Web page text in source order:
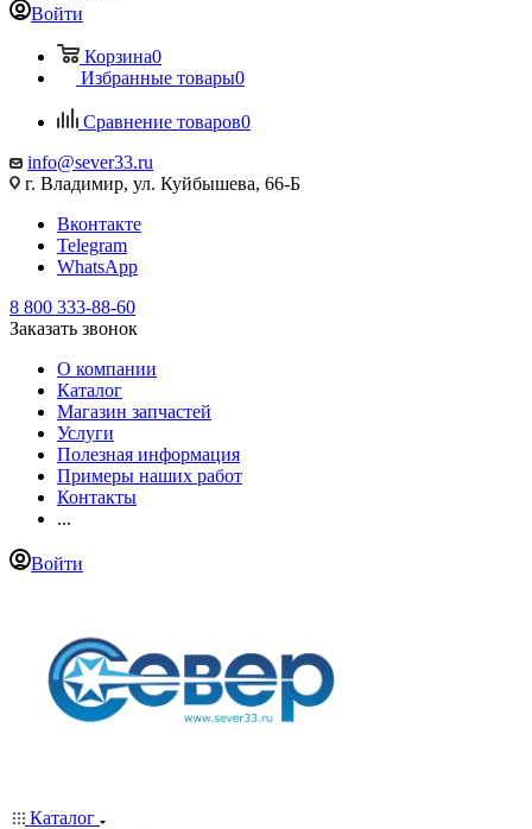
Войти
Корзина0
Избранные товары0
Сравнение товаров0
info@sever33.ru
г. Владимир, ул. Куйбышева, 66-Б
Вконтакте
Telegram
WhatsApp
8 800 333-88-60
Заказать звонок
О компании
Каталог
Магазин запчастей
Услуги
Полезная информация
Примеры наших работ
Контакты
...
Войти
Каталог